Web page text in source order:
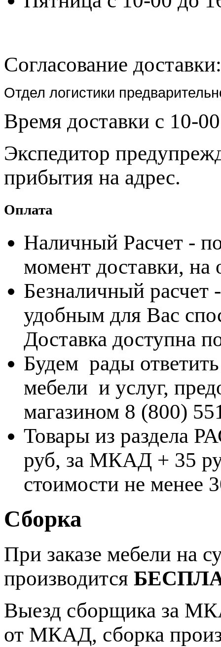
Согласование доставки:
Отдел логистики
Время доставки с 10-
Экспедитор
прибытия на адрес.
Оплата
Наличный Расчет -
момент доставки, на
Безналичный
удобным для Вас
Доставка доступна
Будем рады
мебели и услуг,
магазином 8 (800)
Товары из раздела
руб, за МКАД + 35
стоимости не менее
Сборка
При заказе мебели на
производится
Выезд сборщика за
от МКАД, сборка